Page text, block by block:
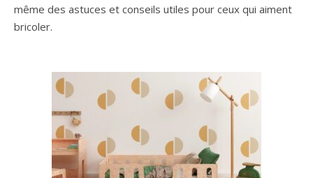
même des astuces et conseils utiles pour ceux qui aiment
bricoler.